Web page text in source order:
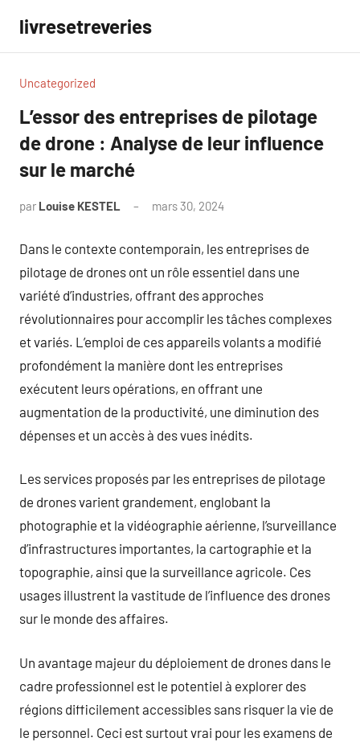
contenu
livresetreveries
Uncategorized
L’essor des entreprises de pilotage
de drone : Analyse de leur influence
sur le marché
par Louise KESTEL mars 30, 2024
Dans le contexte contemporain, les entreprises de
pilotage de drones ont un rôle essentiel dans une
variété d’industries, offrant des approches
révolutionnaires pour accomplir les tâches complexes
et variés. L’emploi de ces appareils volants a modifié
profondément la manière dont les entreprises
exécutent leurs opérations, en offrant une
augmentation de la productivité, une diminution des
dépenses et un accès à des vues inédits.
Les services proposés par les entreprises de pilotage
de drones varient grandement, englobant la
photographie et la vidéographie aérienne, l’surveillance
d’infrastructures importantes, la cartographie et la
topographie, ainsi que la surveillance agricole. Ces
usages illustrent la vastitude de l’influence des drones
sur le monde des affaires.
Un avantage majeur du déploiement de drones dans le
cadre professionnel est le potentiel à explorer des
régions difficilement accessibles sans risquer la vie de
le personnel. Ceci est surtout vrai pour les examens de